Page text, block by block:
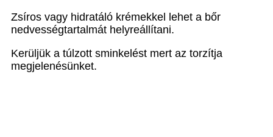
Zsíros vagy hidratáló krémekkel lehet a bőr
nedvességtartalmát helyreállítani.
Kerüljük a túlzott sminkelést mert az torzítja
megjelenésünket.